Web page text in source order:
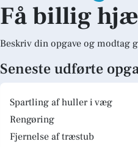
Få billig
Beskriv din opgave og modtag
Seneste udførte
Spartling af huller i væg
Rengøring
Fjernelse af træstub